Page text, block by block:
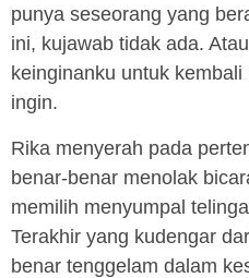
punya seseorang yang
ini, kujawab tidak ada.
keinginanku untuk
ingin.
Rika menyerah pada
benar-benar menolak
memilih menyumpal
Terakhir yang kudengar
benar tenggelam dalam